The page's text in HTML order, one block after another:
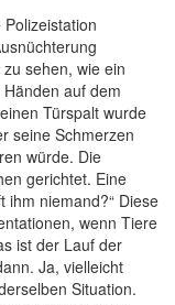
sehen, wie ein
auf dem
Türspalt wurde
seine Schmerzen
würde. Die
gerichtet. Eine
ihm niemand?“ Diese
wenn Tiere
ist der Lauf der
Ja, vielleicht
Situation.